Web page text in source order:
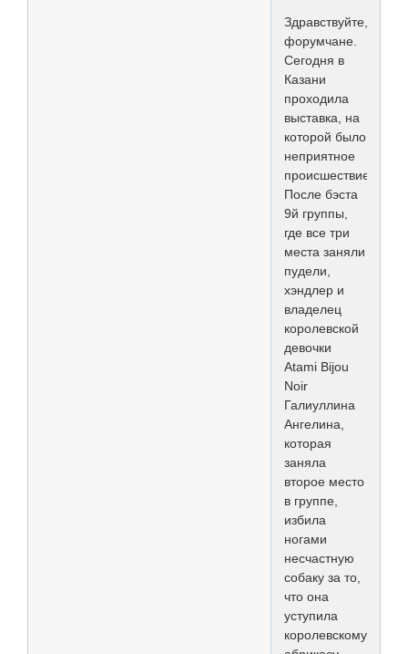
Здравствуйте,
форумчане.
Сегодня в
Казани
проходила
выставка, на
которой было
неприятное
происшествие.
После бэста
9й группы,
где все три
места заняли
пудели,
хэндлер и
владелец
королевской
девочки
Atami Bijou
Noir
Галиуллина
Ангелина,
которая
заняла
второе место
в группе,
избила
ногами
несчастную
собаку за то,
что она
уступила
королевскому